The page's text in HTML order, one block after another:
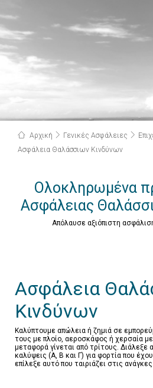
Αρχική Γενικές Ασφάλειες
Ασφάλεια Θαλάσσιων Κινδύνων
Ολοκληρωμένα
Ασφάλειας
Απόλαυσε αξιόπιστη
Ασφάλεια
Κινδύνων
Καλύπτουμε απώλεια ή ζημιά σε
τους με πλοίο, αεροσκάφος ή χερσαία
μεταφορά γίνεται από τρίτους. ∆ιάλεξε
καλύψεις (Α, Β και Γ) για φορτία που
επίλεξε αυτό που ταιριάζει στις